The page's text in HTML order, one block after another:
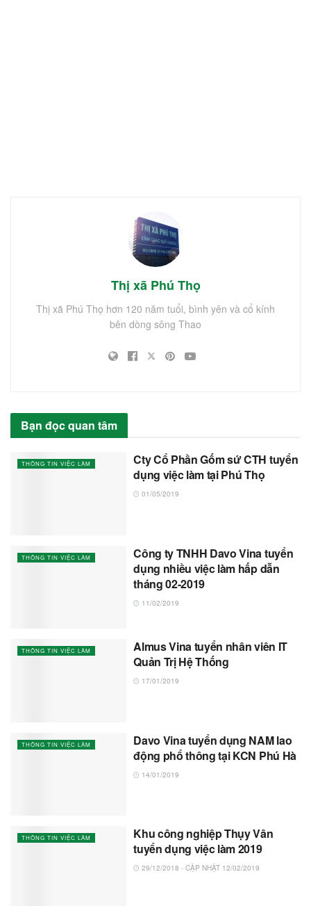
Thị xã Phú Thọ
Thị xã Phú Thọ hơn 120 năm tuổi, bình yên và cổ kính
bên dòng sông Thao
Bạn đọc quan tâm
THÔNG TIN VIỆC LÀM
Cty Cổ Phần Gốm sứ CTH tuyển
dụng việc làm tại Phú Thọ
01/05/2019
THÔNG TIN VIỆC LÀM
Công ty TNHH Davo Vina tuyển
dụng nhiều việc làm hấp dẫn
tháng 02-2019
11/02/2019
THÔNG TIN VIỆC LÀM
Almus Vina tuyển nhân viên IT
Quản Trị Hệ Thống
17/01/2019
THÔNG TIN VIỆC LÀM
Davo Vina tuyển dụng NAM lao
động phổ thông tại KCN Phú Hà
14/01/2019
THÔNG TIN VIỆC LÀM
Khu công nghiệp Thụy Vân
tuyển dụng việc làm 2019
29/12/2018 - CẬP NHẬT 12/02/2019